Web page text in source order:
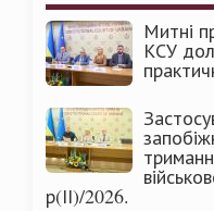
Митні
КСУ
р(ІІ)/2026.